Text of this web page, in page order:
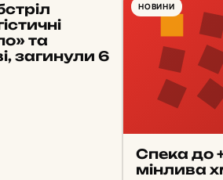
та
загинули 6
НОВИНИ
Спека до
мінлива